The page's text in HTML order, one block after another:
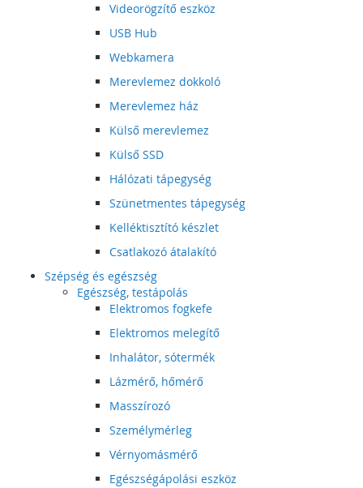
Videorögzítő eszköz
USB Hub
Webkamera
Merevlemez dokkoló
Merevlemez ház
Külső merevlemez
Külső SSD
Hálózati tápegység
Szünetmentes tápegység
Kelléktisztító készlet
Csatlakozó átalakító
Szépség és egészség
Egészség, testápolás
Elektromos fogkefe
Elektromos melegítő
Inhalátor, sótermék
Lázmérő, hőmérő
Masszírozó
Személymérleg
Vérnyomásmérő
Egészségápolási eszköz